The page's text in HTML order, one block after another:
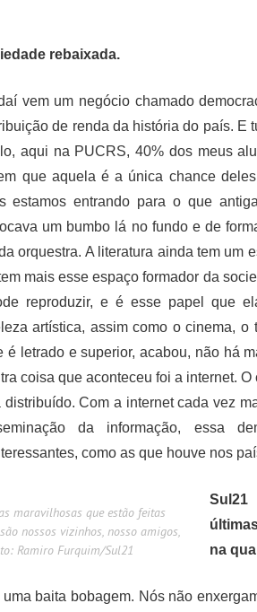
rebaixada.
vem um negócio chamado
de renda da história do país. E
aqui na PUCRS, 40% dos meus
que aquela é a única chance
estamos entrando para o que
um bumbo lá no fundo e de
orquestra. A literatura ainda tem um
mais esse espaço formador da
reproduzir, e é esse papel que
artística, assim como o cinema,
é letrado e superior, acabou, não há
coisa que aconteceu foi a internet.
Com a internet cada vez
da informação, essa
como as que houve nos
maravilhosas que estão feitas
nossos vizinhos, nosso amigos,
Ramiro Furquim/Sul21
Sul21
na
uma baita bobagem. Nós não